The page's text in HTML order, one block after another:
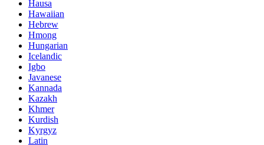
Hausa
Hawaiian
Hebrew
Hmong
Hungarian
Icelandic
Igbo
Javanese
Kannada
Kazakh
Khmer
Kurdish
Kyrgyz
Latin